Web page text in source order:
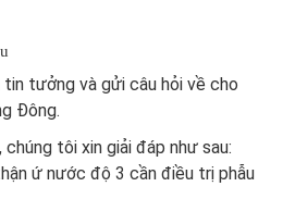
tin tưởng và gửi câu hỏi về cho
Đông.
tôi xin giải đáp như sau:
ứ nước độ 3 cần điều trị phẫu